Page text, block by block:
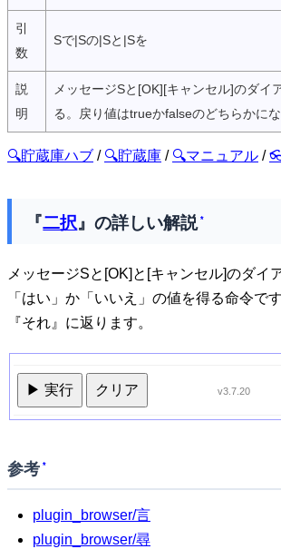
引
数
Sで|Sの|Sと|Sを
説
明
メッセージSと[OK][キャンセル]のダイ
る。戻り値はtrueかfalseのどちらかにな
🔍貯蔵庫ハブ / 🔍貯蔵庫 / 🔍マニュアル /
『二択』の詳しい解説 *
メッセージSと[OK]と[キャンセル]のダイ
「はい」か「いいえ」の値を得る命令で
『それ』に返ります。
▶ 実行 クリア v3.7.20
参考 *
plugin_browser/言
plugin_browser/尋